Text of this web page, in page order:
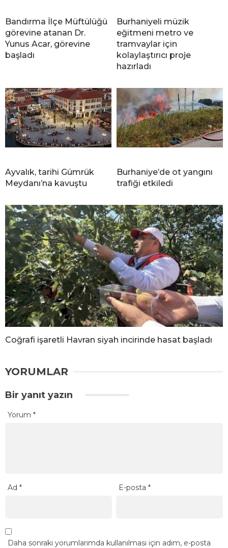
Bandırma İlçe Müftülüğü
görevine atanan Dr.
Yunus Acar, görevine
başladı
Burhaniyeli müzik
eğitmeni metro ve
tramvaylar için
kolaylaştırıcı proje
hazırladı
Ayvalık, tarihi Gümrük
Meydanı’na kavuştu
Burhaniye’de ot yangını
trafiği etkiledi
Coğrafi işaretli Havran siyah incirinde hasat başladı
YORUMLAR
Bir yanıt yazın
Yorum *
Ad * E-posta*
Daha sonraki yorumlarımda kullanılması için adım, e-posta